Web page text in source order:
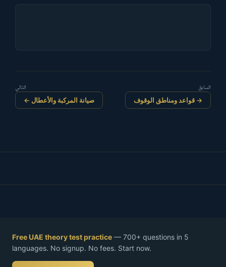
السابق
→ قواعد ومناطق الوقوف
التالي
صيانة المركبة والأعطال ←
Free UAE theory test practice — 700+ questions in 5
languages. No signup. No fees. Start now.